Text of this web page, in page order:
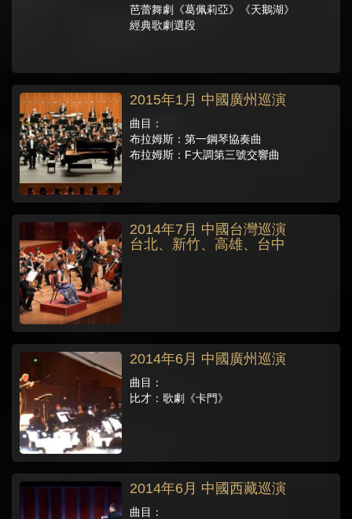
芭蕾舞劇《葛佩莉亞》《天鵝湖》
經典歌劇選段
2015年1月 中國廣州巡演
曲目：
布拉姆斯：第一鋼琴協奏曲
布拉姆斯：F大調第三號交響曲
2014年7月 中國台灣巡演
台北、新竹、高雄、台中
2014年6月 中國廣州巡演
曲目：
比才：歌劇《卡門》
2014年6月 中國西藏巡演
曲目：